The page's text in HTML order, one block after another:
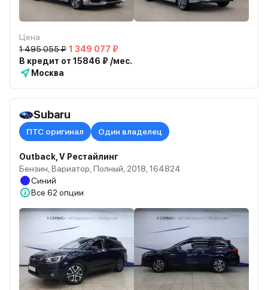
Цена
1 495 055 ₽ 1 349 077 ₽
В кредит от 15846 ₽ /мес.
Москва
Subaru
ПТС оригинал Один владелец
Outback, V Рестайлинг
Бензин, Вариатор, Полный, 2018, 164824
Синий
Все 62 опции